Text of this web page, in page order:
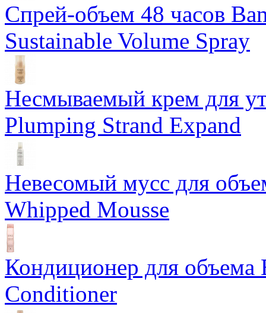
Спрей-объем 48 часов
Sustainable Volume Spray
Несмываемый крем для
Plumping Strand Expand
Невесомый мусс для
Whipped Mousse
Кондиционер для объема
Conditioner